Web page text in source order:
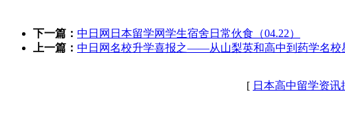
下一篇： 中日网日本留学网学生宿舍日常伙食（04.22）
上一篇： 中日网名校升学喜报之——从山梨英和高中到药学名校
[ 日本高中留学资讯